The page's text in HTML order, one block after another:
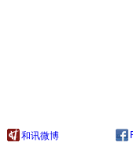
和讯微博